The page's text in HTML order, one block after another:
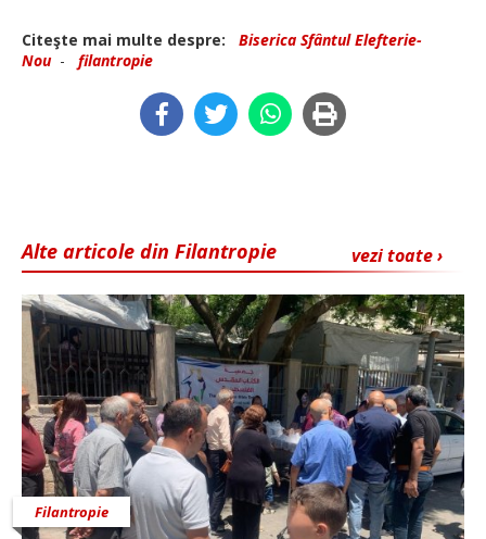
Citeşte mai multe despre:
Biserica Sfântul Elefterie-
Nou- filantropie
vezi toate ›
Alte articole din Filantropie
Filantropie